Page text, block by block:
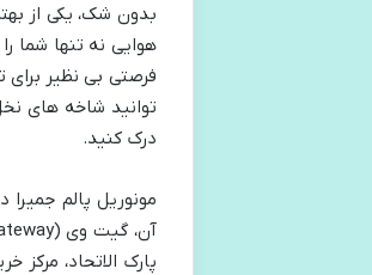
بدون شک، یکی از
هوایی نه تنها شما
فرصتی بی نظیر برای
توانید شاخه های
درک کنید.
مونوریل پالم
پارک الاتحاد،